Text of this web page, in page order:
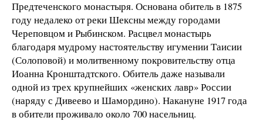
Предтеченского монастыря. Основана обитель в 1875
году недалеко от реки Шексны между городами
Череповцом и Рыбинском. Расцвел монастырь
благодаря мудрому настоятельству игумении Таисии
(Солоповой) и молитвенному покровительству отца
Иоанна Кронштадтского. Обитель даже называли
одной из трех крупнейших «женских лавр» России
(наряду с Дивеево и Шамордино). Накануне 1917 года
в обители проживало около 700 насельниц.